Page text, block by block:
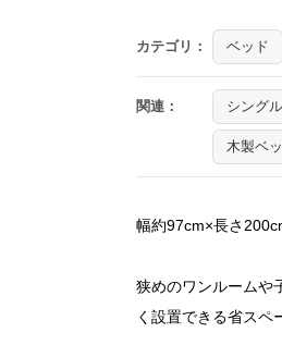
カテゴリ： ベッド
関連： シング
木製ベ
幅約97cm×長さ
狭めのワンルームや
く設置できる省スペ